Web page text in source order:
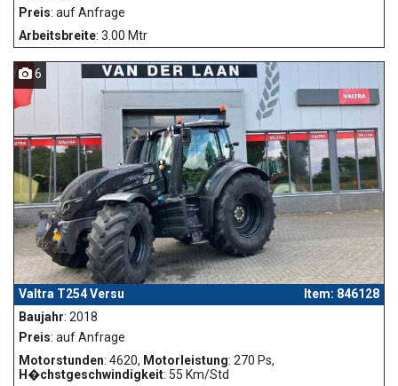
Preis: auf Anfrage
Arbeitsbreite: 3.00 Mtr
6
Valtra T254 Versu
Item: 846128
Baujahr: 2018
Preis: auf Anfrage
Motorstunden: 4620, Motorleistung: 270 Ps,
H�chstgeschwindigkeit: 55 Km/Std